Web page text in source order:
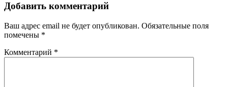
Добавить комментарий
Ваш адрес email не будет опубликован. Обязательные поля
помечены *
Комментарий *